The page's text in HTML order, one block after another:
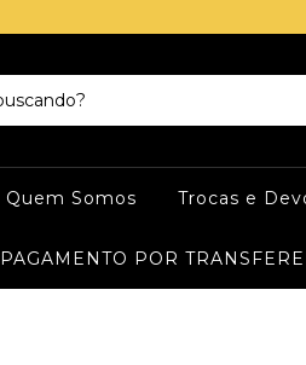
Quem Somos Trocas e
PAGAMENTO POR